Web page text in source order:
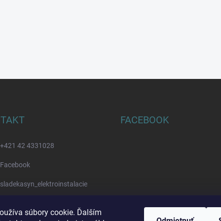
súbory cookie. Ďalším
+421 42 4331028
Facebook
sladekasyn_elektroinstalacie
FACEBOOK